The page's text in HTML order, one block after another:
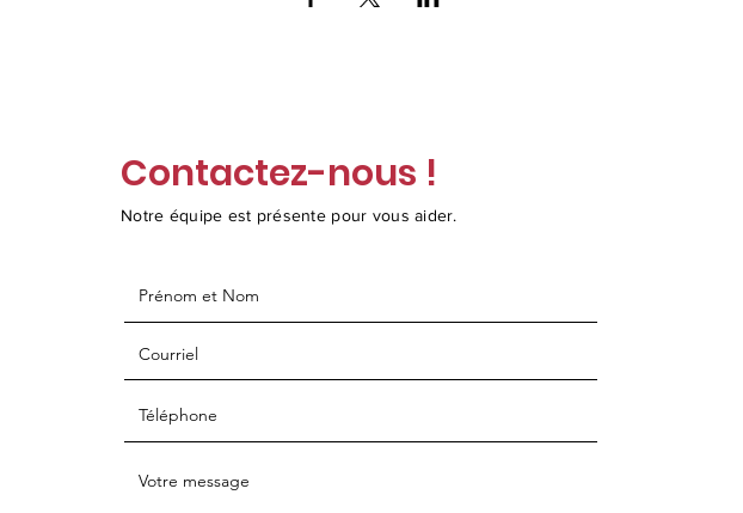
Contactez-nous !
Notre équipe est présente pour vous aider.